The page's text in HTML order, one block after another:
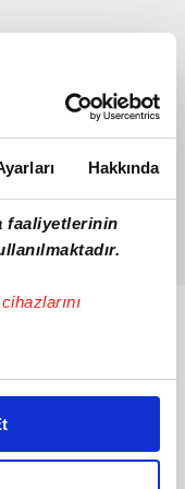
Hakkında
faaliyetlerinin
özel
Bunu yaparken
sunmak